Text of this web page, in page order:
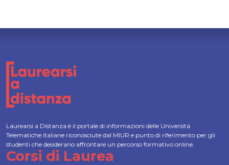
Laurearsi a Distanza è il portale di informazioni delle Università
Telematiche italiane riconosciute dal MIUR e punto di riferimento per gli
studenti che desiderano affrontare un percorso formativo online.
Corsi di Laurea